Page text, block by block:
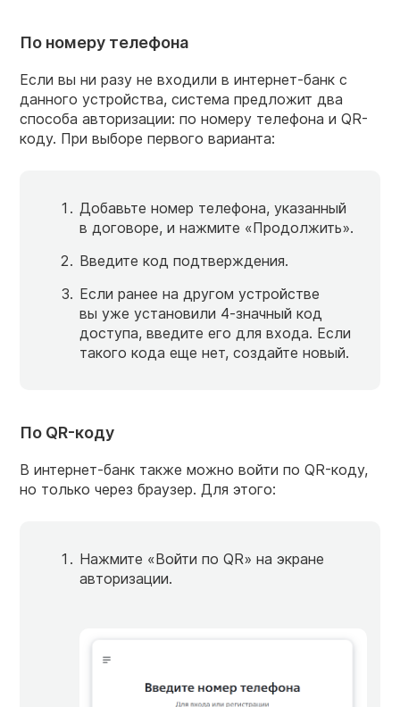
По номеру телефона
Если вы ни разу не входили в интернет-банк с
данного устройства, система предложит два
способа авторизации: по номеру телефона и QR-
коду. При выборе первого варианта:
Добавьте номер телефона, указанный
в договоре, и нажмите «Продолжить».
Введите код подтверждения.
Если ранее на другом устройстве
вы уже установили 4-значный код
доступа, введите его для входа. Если
такого кода еще нет, создайте новый.
По QR-коду
В интернет-банк также можно войти по QR-коду,
но только через браузер. Для этого:
Нажмите «Войти по QR» на экране
авторизации.